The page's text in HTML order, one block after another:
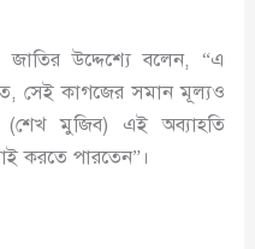
জাতির উদ্দেশ্যে বলেন, “এ
সেই কাগজের সমান মূল্যও
মুজিব) এই অব্যাহতি
করতে পারতেন”।